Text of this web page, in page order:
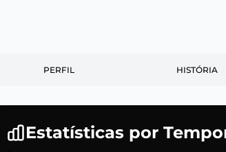
PERFIL HISTÓRIA
Estatísticas por